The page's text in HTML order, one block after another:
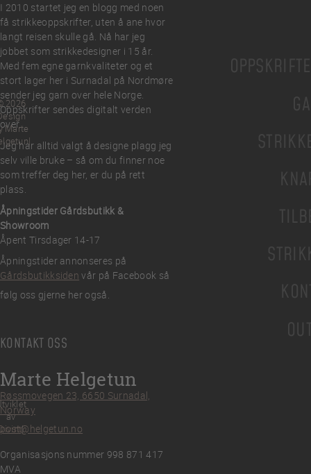
I 2010 startet jeg en blogg med noen
få strikkeoppskrifter, uten å ane hvor
langt reisen skulle gå. Nå har jeg
jobbet som strikkedesigner i 15 år.
Med fem egne garnkvaliteter og et
stort lager her i Surnadal på Nordmøre
sender jeg garn over hele Norge.
Oppskrifter sendes digitalt verden
over.
Jeg har alltid valgt å designe plagg jeg
selv ville bruke – så om du finner noe
som treffer deg her, er du på rett
plass.
Åpningstider Gårdsbutikk &
Showroom
Åpent Tirsdager 14-17
Åpningstider annonseres på
Gårdsbutikksiden vår på Facebook så
følg oss gjerne her også.
KONTAKT OSS
Marte Helgetun
Røssmovegen 23, 6650 Surnadal,
Norway
post@helgetun.no
Organisasjons nummer 998 871 417
MVA
2026
Marte
av